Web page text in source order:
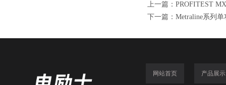
上一篇： PROFITEST
下一篇： Metraline系列
网站首页 产品展示